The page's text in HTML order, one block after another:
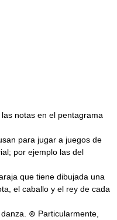
notas en el pentagrama
para jugar a juegos de
por ejemplo las del
que tiene dibujada una
el caballo y el rey de cada
⊚ Particularmente,